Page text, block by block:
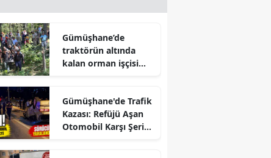
Gümüşhane’de
traktörün altında
kalan orman işçisi
Gümüşhane'de Trafik
Kazası: Refüjü Aşan
Otomobil Karşı Şeride